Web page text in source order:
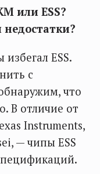
или ESS?
ESS.
с
что
В отличие от
Instruments,
— чипы ESS